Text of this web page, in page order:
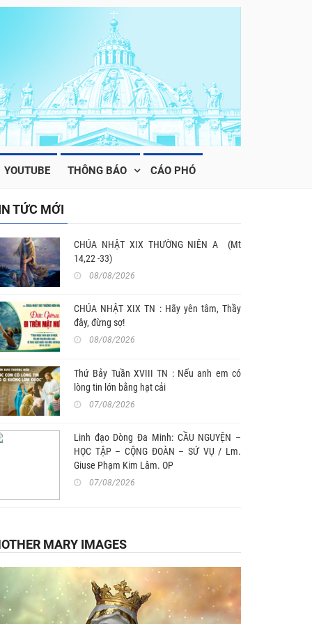
YOUTUBE THÔNG BÁO CÁO PHÓ
TỨC MỚI
CHÚA NHẬT XIX THƯỜNG NIÊN A (Mt
14,22 -33)
08/08/2026
CHÚA NHẬT XIX TN : Hãy yên tâm, Thầy
đây, đừng sợ!
08/08/2026
Thứ Bảy Tuần XVIII TN : Nếu anh em có
lòng tin lớn bằng hạt cải
07/08/2026
Linh đạo Dòng Đa Minh: CẦU NGUYỆN –
HỌC TẬP – CỘNG ĐOÀN – SỨ VỤ / Lm.
Giuse Phạm Kim Lâm. OP
07/08/2026
MARY IMAGES